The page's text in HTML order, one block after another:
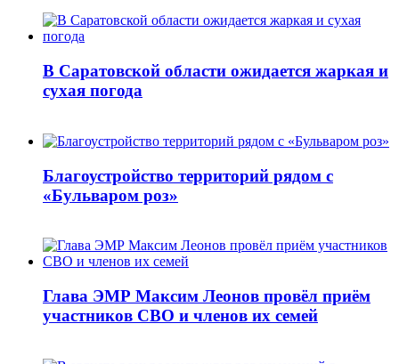
В Саратовской области ожидается жаркая и
сухая погода
Благоустройство территорий рядом с
«Бульваром роз»
Глава ЭМР Максим Леонов провёл приём
участников СВО и членов их семей